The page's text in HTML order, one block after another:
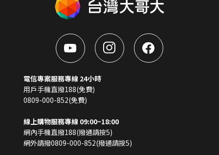
電信專案服務專線 24小時
用戶手機直撥188(免費)
0809-000-852(免費)
線上購物服務專線 09:00~18:00
網內手機直撥188(撥通請按5)
網外請撥0809-000-852(撥通請按5)